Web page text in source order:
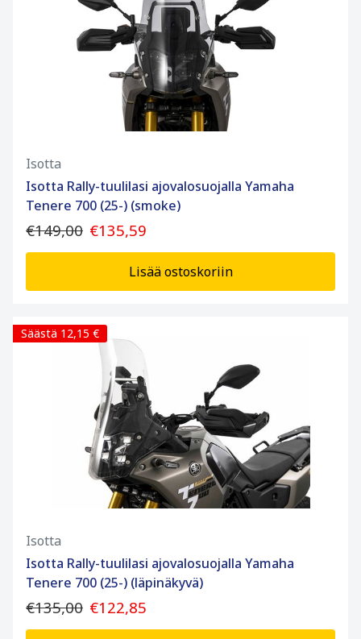
Isotta
Isotta Rally-tuulilasi ajovalosuojalla Yamaha
Tenere 700 (25-) (smoke)
€149,00 €135,59
Lisää ostoskoriin
Säästä 12,15 €
Isotta
Isotta Rally-tuulilasi ajovalosuojalla Yamaha
Tenere 700 (25-) (läpinäkyvä)
€135,00 €122,85